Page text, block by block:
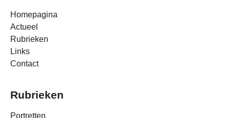
Homepagina
Actueel
Rubrieken
Links
Contact
Rubrieken
Portretten